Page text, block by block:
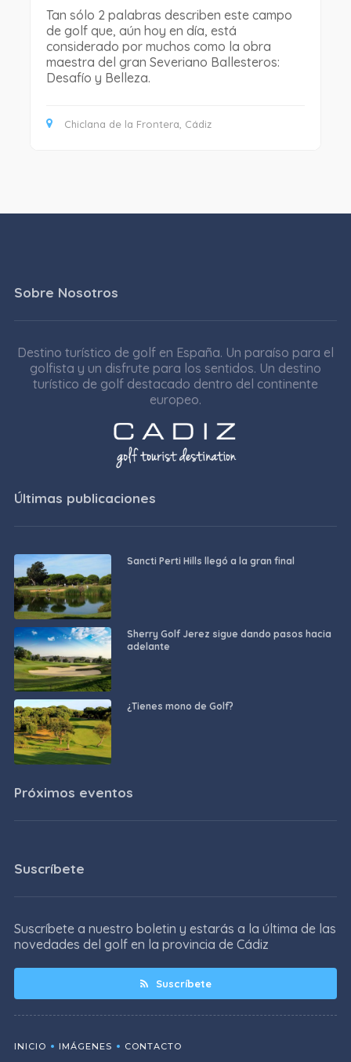
Tan sólo 2 palabras describen este campo
de golf que, aún hoy en día, está
considerado por muchos como la obra
maestra del gran Severiano Ballesteros:
Desafío y Belleza.
Chiclana de la Frontera, Cádiz
Sobre Nosotros
Destino turístico de golf en España. Un paraíso para el
golfista y un disfrute para los sentidos. Un destino
turístico de golf destacado dentro del continente
europeo.
Últimas publicaciones
Sancti Perti Hills llegó a la gran final
Sherry Golf Jerez sigue dando pasos hacia
adelante
¿Tienes mono de Golf?
Próximos eventos
Suscríbete
Suscríbete a nuestro boletin y estarás a la última de las
novedades del golf en la provincia de Cádiz
Suscríbete
INICIO IMÁGENES CONTACTO